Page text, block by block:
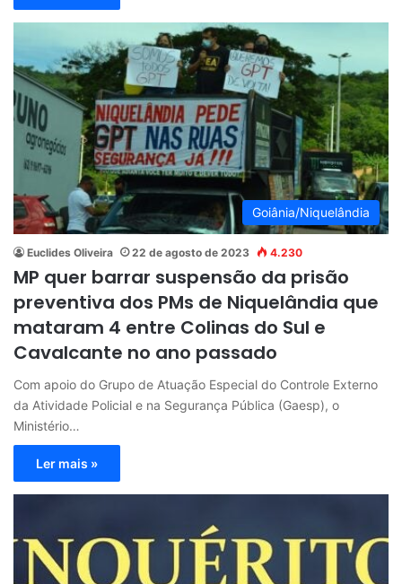
Goiânia/Niquelândia
Euclides Oliveira 22 de agosto de 2023 4.230
MP quer barrar suspensão da prisão
preventiva dos PMs de Niquelândia que
mataram 4 entre Colinas do Sul e
Cavalcante no ano passado
Com apoio do Grupo de Atuação Especial do Controle Externo
da Atividade Policial e na Segurança Pública (Gaesp), o
Ministério…
Ler mais »